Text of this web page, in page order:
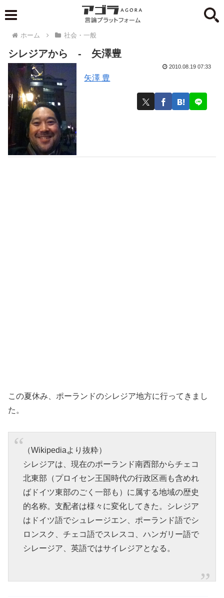
ホーム 社会・一般
シレジアから - 矢澤豊
矢澤 豊
2010.08.19 07:33
この夏休み、ポーランドのシレジア地方に行ってきまし
た。
（Wikipediaより抜粋）
シレジアは、現在のポーランド南西部からチェコ
北東部（プロイセン王国時代の行政区画も含めれ
ばドイツ東部のごく一部も）に属する地域の歴史
的名称。支配者は様々に変化してきた。シレジア
はドイツ語でシュレージエン、ポーランド語でシ
ロンスク、チェコ語でスレスコ、ハンガリー語で
シレージア、英語ではサイレジアとなる。